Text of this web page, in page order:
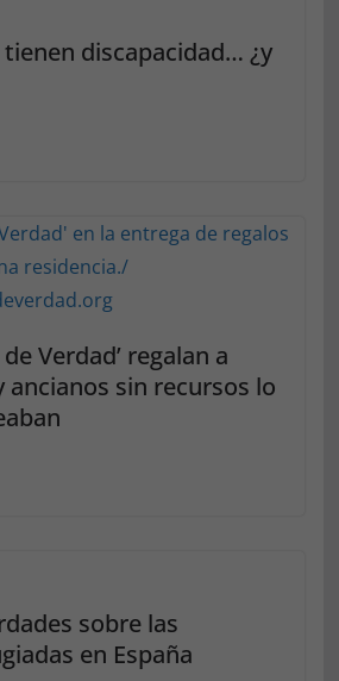
tienen discapacidad… ¿y
Verdad’ regalan a
ancianos sin recursos lo
sobre las
en España